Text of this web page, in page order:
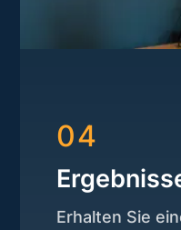
04
Erhalten Sie